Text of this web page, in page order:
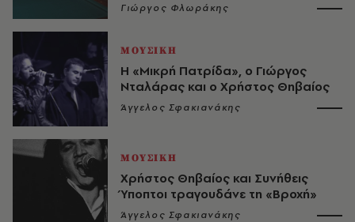
Γιώργος Φλωράκης
ΜΟΥΣΙΚΗ
Η «Μικρή Πατρίδα», ο Γιώργος
Νταλάρας και ο Χρήστος Θηβαίος
Άγγελος Σφακιανάκης
ΜΟΥΣΙΚΗ
Χρήστος Θηβαίος και Συνήθεις
Ύποπτοι τραγουδάνε τη «Βροχή»
Άγγελος Σφακιανάκης